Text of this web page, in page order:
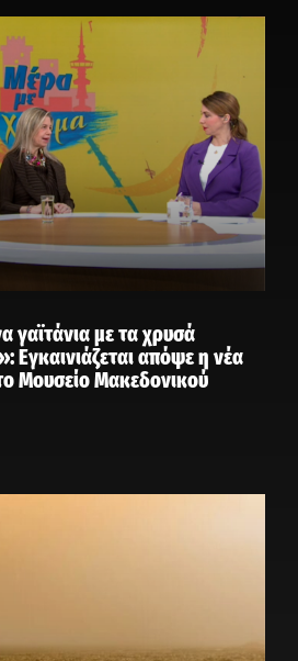
γαϊτάνια με τα χρυσά
Εγκαινιάζεται απόψε η νέα
Μουσείο Μακεδονικού